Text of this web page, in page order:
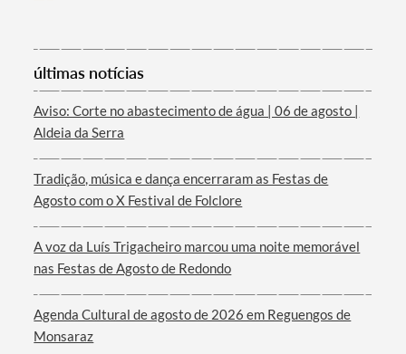
Termo de Pesquisa
últimas notícias
Aviso: Corte no abastecimento de água | 06 de agosto |
Aldeia da Serra
Tradição, música e dança encerraram as Festas de
Agosto com o X Festival de Folclore
A voz da Luís Trigacheiro marcou uma noite memorável
nas Festas de Agosto de Redondo
Agenda Cultural de agosto de 2026 em Reguengos de
Monsaraz